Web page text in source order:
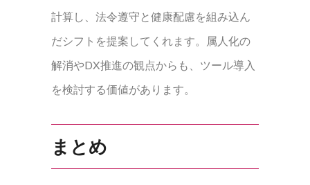
計算し、法令遵守と健康配慮を組み込ん
だシフトを提案してくれます。属人化の
解消やDX推進の観点からも、ツール導入
を検討する価値があります。
まとめ